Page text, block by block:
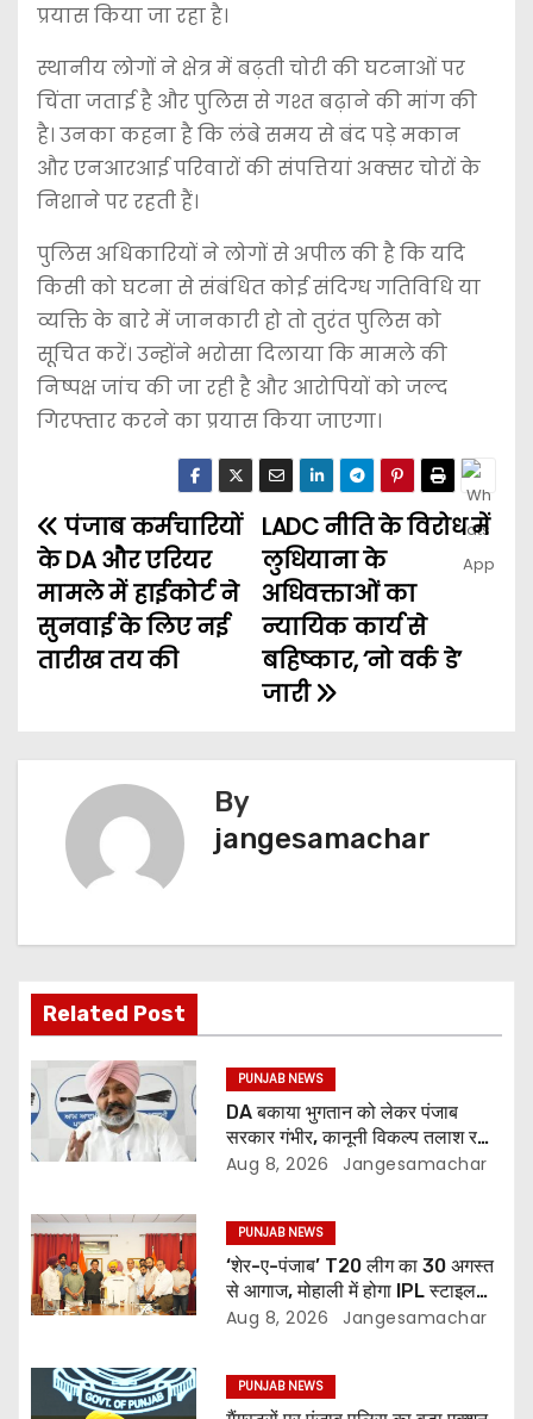
प्रयास किया जा रहा है।
स्थानीय लोगों ने क्षेत्र में बढ़ती चोरी की घटनाओं पर
चिंता जताई है और पुलिस से गश्त बढ़ाने की मांग की
है। उनका कहना है कि लंबे समय से बंद पड़े मकान
और एनआरआई परिवारों की संपत्तियां अक्सर चोरों के
निशाने पर रहती हैं।
पुलिस अधिकारियों ने लोगों से अपील की है कि यदि
किसी को घटना से संबंधित कोई संदिग्ध गतिविधि या
व्यक्ति के बारे में जानकारी हो तो तुरंत पुलिस को
सूचित करें। उन्होंने भरोसा दिलाया कि मामले की
निष्पक्ष जांच की जा रही है और आरोपियों को जल्द
गिरफ्तार करने का प्रयास किया जाएगा।
LADC नीति के विरोध में
लुधियाना के
अधिवक्ताओं का
न्यायिक कार्य से
बहिष्कार, ‘नो वर्क डे’
जारी
पंजाब कर्मचारियों
के DA और एरियर
मामले में हाईकोर्ट ने
सुनवाई के लिए नई
तारीख तय की
By
jangesamachar
Related Post
PUNJAB NEWS
DA बकाया भुगतान को लेकर पंजाब
सरकार गंभीर, कानूनी विकल्प तलाश रही:
वित्त मंत्री; 27 अगस्त की हड़ताल की
Aug 8, 2026 Jangesamachar
PUNJAB NEWS
‘शेर-ए-पंजाब’ T20 लीग का 30 अगस्त
से आगाज, मोहाली में होगा IPL स्टाइल
क्रिकेट का रोमांच
Aug 8, 2026 Jangesamachar
PUNJAB NEWS